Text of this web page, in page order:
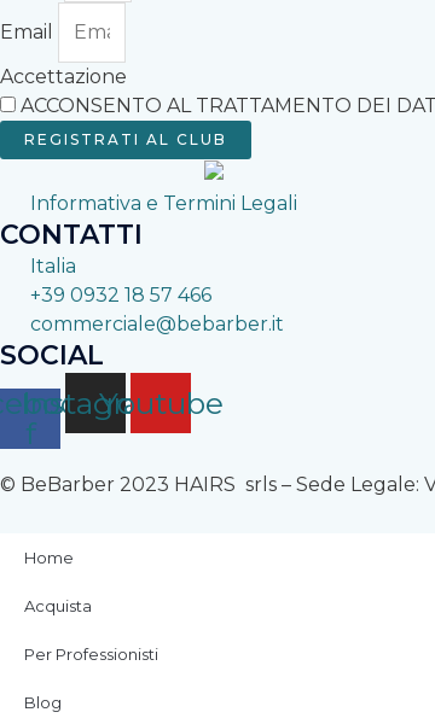
Email
Accettazione
ACCONSENTO AL TRATTAMENTO DEI DATI
REGISTRATI AL CLUB
Informativa e Termini Legali
CONTATTI
Italia
+39 0932 18 57 466
commerciale@bebarber.it
SOCIAL
f
Instagram
Youtube
© BeBarber 2023 HAIRS srls – Sede Legale:
Home
Acquista
Per Professionisti
Blog